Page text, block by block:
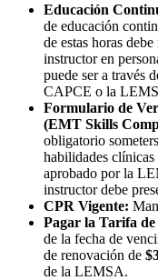
Educación
de educación
de estas horas
instructor en
puede ser a través
CAPCE o la
Formulario de
(EMT Skills
obligatorio
habilidades
aprobado por la
instructor debe
CPR Vigente:
Pagar la Tarifa
de la fecha de
de renovación de
de la LEMSA.